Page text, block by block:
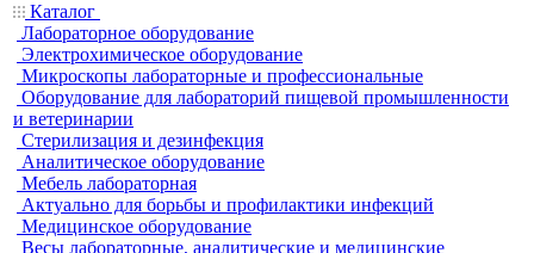
Каталог
Лабораторное оборудование
Электрохимическое оборудование
Микроскопы лабораторные и профессиональные
Оборудование для лабораторий пищевой промышленности
и ветеринарии
Стерилизация и дезинфекция
Аналитическое оборудование
Мебель лабораторная
Актуально для борьбы и профилактики инфекций
Медицинское оборудование
Весы лабораторные, аналитические и медицинские